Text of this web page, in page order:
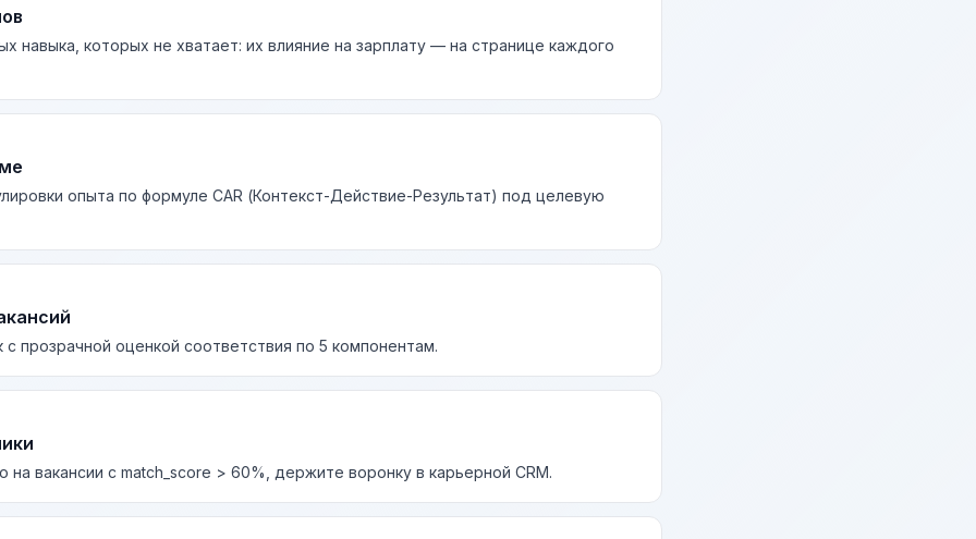
навыка, которых не хватает: их влияние на зарплату — на странице каждого
опыта по формуле CAR (Контекст-Действие-Результат) под целевую
с прозрачной оценкой соответствия по 5 компонентам.
на вакансии с match_score > 60%, держите воронку в карьерной CRM.